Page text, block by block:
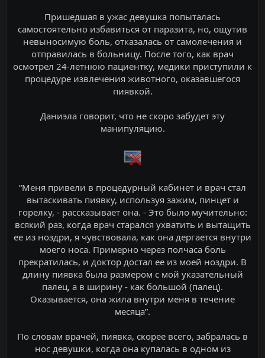
Пришедшая в ужас девушка попыталась
самостоятельно избавиться от паразита, но, ощутив
невыносимую боль, отказалась от самолечения и
отправилась в больницу. После того, как врач
осмотрел 24-летнюю пациентку, медики приступили к
процедуре извлечения животного, оказавшегося
пиявкой.
Даниэла говорит, что не скоро забудет эту
манипуляцию.
“Меня привели в процедурный кабинет и врач стал
вытаскивать пиявку, используя зажим, пинцет и
горелку, - рассказывает она. - Это было мучительно:
всякий раз, когда врач старался ухватить и вытащить
ее из ноздри, я чувствовала, как она дергается внутри
моего носа. Примерно через полчаса боль
прекратилась, и доктор достал ее из моей ноздри. В
длину пиявка была размером с мой указательный
палец, а в ширину - как большой (палец).
Оказывается, она жила внутри меня в течение
месяца”.
По словам врачей, пиявка, скорее всего, забралась в
нос девушки, когда она купалась в одном из